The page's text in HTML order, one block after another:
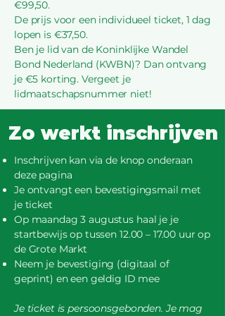
€99,50.
De prijs voor een individueel ticket, 1 dag
lopen is €37,50.
Ben je lid van de Koninklijke Wandel
Bond Nederland (KWBN)? Dan ontvang
je €5 korting. Vergeet je
lidmaatschapsnummer niet!
Zo werkt inschrijven
Inschrijven kan via de knop onderaan
deze pagina
Je ontvangt een bevestigingsmail met
je ticket
Op maandag 3 augustus haal je je
startbewijs op tussen 12.00 – 17.00 uur op
de Grote Markt
Neem je bevestiging (digitaal of
geprint) en een geldig ID mee
Je ticket is persoonsgebonden. Je mag